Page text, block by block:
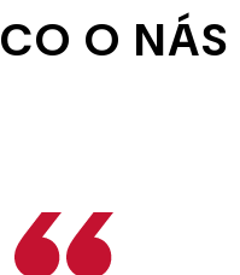
CO O